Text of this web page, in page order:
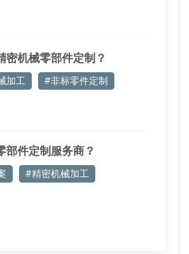
密机械零部件定制？
加工 #非标零件定制
部件定制服务商？
#精密机械加工